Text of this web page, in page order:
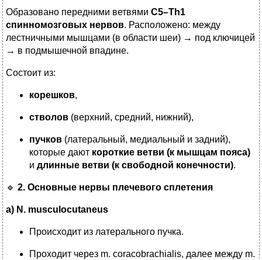
Образовано передними ветвями C5–Th1
спинномозговых нервов. Расположено: между
лестничными мышцами (в области шеи) → под ключицей
→ в подмышечной впадине.
Состоит из:
корешков,
стволов (верхний, средний, нижний),
пучков (латеральный, медиальный и задний),
которые дают короткие ветви (к мышцам пояса)
и длинные ветви (к свободной конечности).
🔹 2. Основные нервы плечевого сплетения
a) N. musculocutaneus
Происходит из латерального пучка.
Проходит через m. coracobrachialis, далее между m.